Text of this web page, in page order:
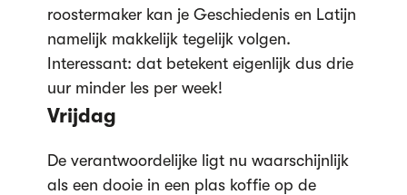
roostermaker kan je Geschiedenis en Latijn
namelijk makkelijk tegelijk volgen.
Interessant: dat betekent eigenlijk dus drie
uur minder les per week!
Vrijdag
De verantwoordelijke ligt nu waarschijnlijk
als een dooie in een plas koffie op de